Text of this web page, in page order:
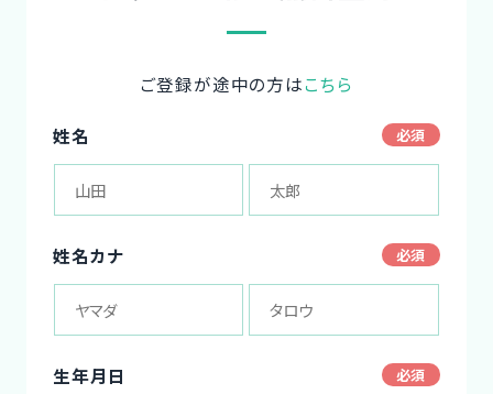
ご登録が途中の方はこちら
姓名
姓名カナ
生年月日